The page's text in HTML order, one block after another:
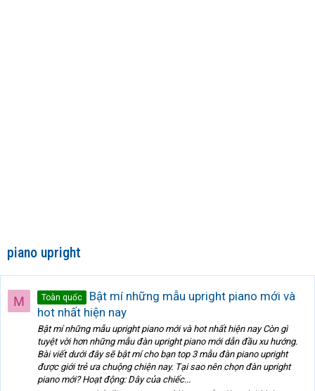
piano upright
M Toàn quốc
Bật mí những mẫu upright piano mới và
hot nhất hiện nay
Bật mí những mẫu upright piano mới và hot nhất hiện nay Còn gì
tuyệt vời hơn những mẫu đàn upright piano mới dẫn đầu xu hướng.
Bài viết dưới đây sẽ bật mí cho bạn top 3 mẫu đàn piano upright
được giới trẻ ưa chuộng chiện nay. Tại sao nên chọn đàn upright
piano mới? Hoạt động: Dây của chiếc...